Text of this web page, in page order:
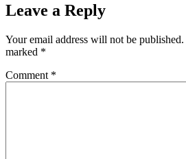
Leave a Reply
Your email address will not be published.
marked *
Comment *